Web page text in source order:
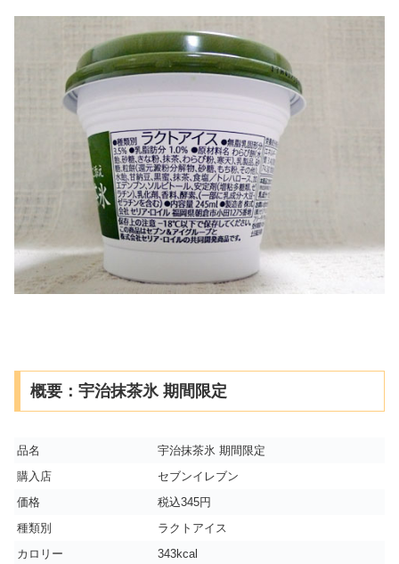
概要：宇治抹茶氷 期間限定
品名
宇治抹茶氷 期間限定
購入店
セブンイレブン
価格
税込345円
種類別
ラクトアイス
カロリー
343kcal